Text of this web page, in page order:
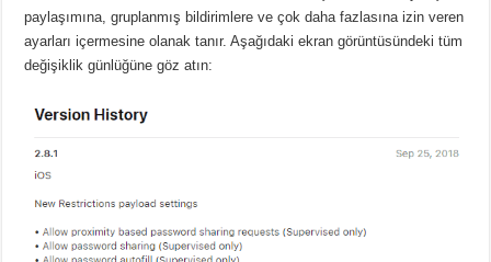
paylaşımına, gruplanmış bildirimlere ve çok daha fazlasına izin veren
ayarları içermesine olanak tanır. Aşağıdaki ekran görüntüsündeki tüm
değişiklik günlüğüne göz atın: